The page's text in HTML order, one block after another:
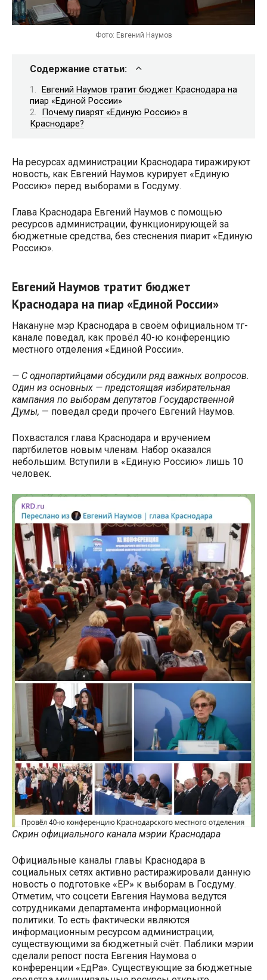
Фото: Евгений Наумов
Содержание статьи:
Евгений Наумов тратит бюджет Краснодара на
пиар «Единой России»
Почему пиарят «Единую Россию» в
Краснодаре?
На ресурсах администрации Краснодара тиражируют
новость, как Евгений Наумов курирует «Единую
Россию» перед выборами в Госдуму.
Глава Краснодара Евгений Наумов с помощью
ресурсов администрации, функционирующей за
бюджетные средства, без стеснения пиарит «Единую
Россию».
Евгений Наумов тратит бюджет
Краснодара на пиар «Единой России»
Накануне мэр Краснодара в своём официальном тг-
канале поведал, как провёл 40-ю конференцию
местного отделения «Единой России».
— С однопартийцами обсудили ряд важных вопросов.
Один из основных — предстоящая избирательная
кампания по выборам депутатов Государственной
Думы, — поведал среди прочего Евгений Наумов.
Похвастался глава Краснодара и вручением
партбилетов новым членам. Набор оказался
небольшим. Вступили в «Единую Россию» лишь 10
человек.
Скрин официального канала мэрии Краснодара
Официальные каналы главы Краснодара в
социальных сетях активно растиражировали данную
новость о подготовке «ЕР» к выборам в Госдуму.
Отметим, что соцсети Евгения Наумова ведутся
сотрудниками департамента информационной
политики. То есть фактически являются
информационным ресурсом администрации,
существующими за бюджетный счёт. Паблики мэрии
сделали репост поста Евгения Наумова о
конференции «ЕдРа». Существующие за бюджетные